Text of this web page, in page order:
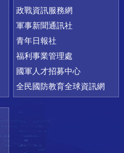
政戰資訊服務網
軍事新聞通訊社
青年日報社
福利事業管理處
國軍人才招募中心
全民國防教育全球資訊網